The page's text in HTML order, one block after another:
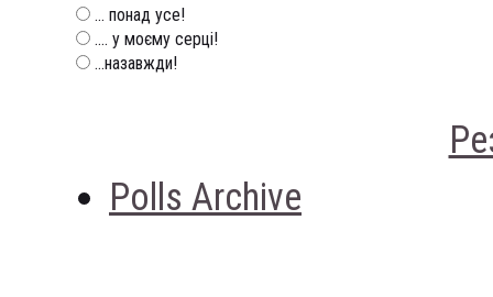
... понад усе!
.... у моєму серці!
...назавжди!
Polls Archive